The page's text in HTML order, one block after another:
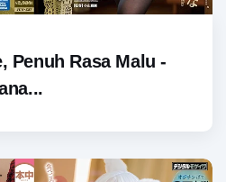
Penuh Rasa Malu -